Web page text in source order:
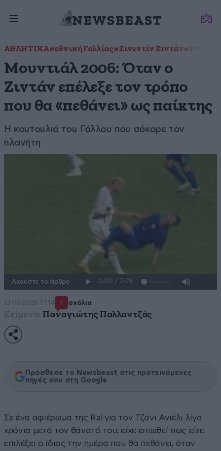
ΑΘΛΗΤΙΚΑ#εθνική Γαλλίας#Ζινεντίν Ζιντάν
Μουντιάλ 2006: Όταν ο
Ζιντάν επέλεξε τον τρόπο
που θα «πεθάνει» ως παίκτης
Η κουτουλιά του Γάλλου που σόκαρε τον
πλανήτη
Ακούστε το άρθρο
13·06·2026 17:14 1 σχόλια
Κείμενο: Παναγιώτης Παλλαντζάς
Πρόσθεσε το Newsbeast στις προτεινόμενες
πηγές σου στη Google
Σε ένα αφιέρωμα της Rai για τον Τζάνι Ανιέλι λίγα
χρόνια μετά τον θάνατό του, είχε ειπωθεί πως είχε
επιλέξει ο ίδιος την ημέρα που θα πεθάνει, όταν